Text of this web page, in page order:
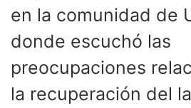
en la comunidad de
donde escuchó las
preocupaciones
la recuperación del